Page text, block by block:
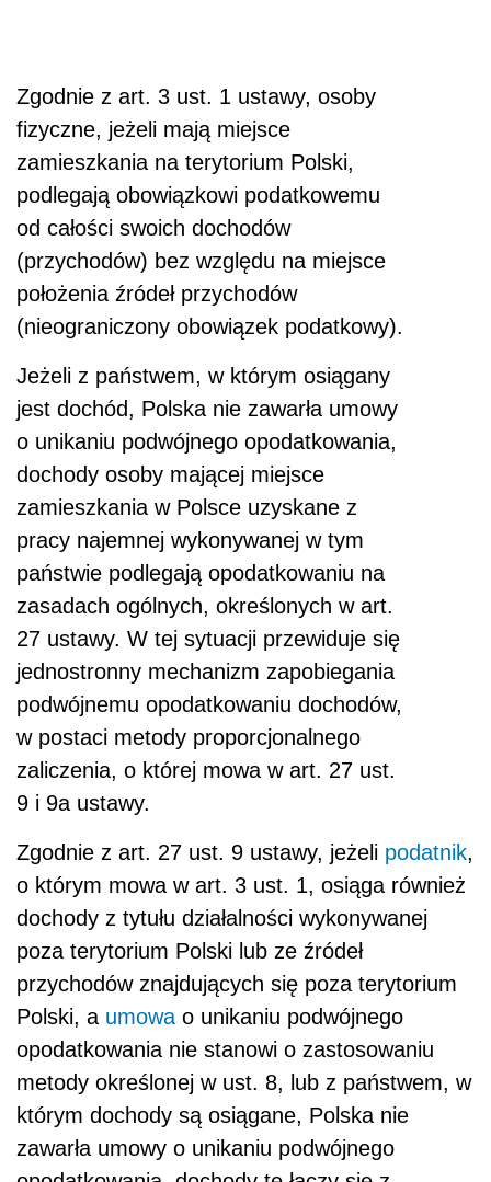
Zgodnie z art. 3 ust. 1 ustawy, osoby
fizyczne, jeżeli mają miejsce
zamieszkania na terytorium Polski,
podlegają obowiązkowi podatkowemu
od całości swoich dochodów
(przychodów) bez względu na miejsce
położenia źródeł przychodów
(nieograniczony obowiązek podatkowy).
Jeżeli z państwem, w którym osiągany
jest dochód, Polska nie zawarła umowy
o unikaniu podwójnego opodatkowania,
dochody osoby mającej miejsce
zamieszkania w Polsce uzyskane z
pracy najemnej wykonywanej w tym
państwie podlegają opodatkowaniu na
zasadach ogólnych, określonych w art.
27 ustawy. W tej sytuacji przewiduje się
jednostronny mechanizm zapobiegania
podwójnemu opodatkowaniu dochodów,
w postaci metody proporcjonalnego
zaliczenia, o której mowa w art. 27 ust.
9 i 9a ustawy.
Zgodnie z art. 27 ust. 9 ustawy, jeżeli podatnik,
o którym mowa w art. 3 ust. 1, osiąga również
dochody z tytułu działalności wykonywanej
poza terytorium Polski lub ze źródeł
przychodów znajdujących się poza terytorium
Polski, a umowa o unikaniu podwójnego
opodatkowania nie stanowi o zastosowaniu
metody określonej w ust. 8, lub z państwem, w
którym dochody są osiągane, Polska nie
zawarła umowy o unikaniu podwójnego